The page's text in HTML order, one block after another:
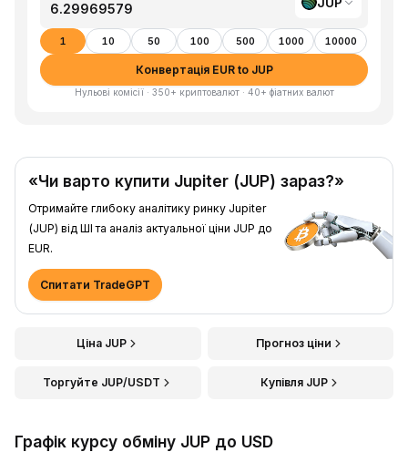
1 10 50 100 500 1000 10000
Конвертація EUR to JUP
Нульові комісії · 350+ криптовалют · 40+ фіатних валют
«Чи варто купити Jupiter (JUP) зараз?»
Отримайте глибоку аналітику ринку Jupiter
(JUP) від ШІ та аналіз актуальної ціни JUP до
EUR.
Спитати TradeGPT
Ціна JUP Прогноз ціни
Торгуйте JUP/USDT Купівля JUP
Графік курсу обміну JUP до USD